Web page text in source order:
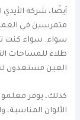
أيضًا، شركة
متمرسين في
سواء. سواء كنت
طلاء للمساحات
العين مستعدون
كذلك، يوفر معلمو
الألوان